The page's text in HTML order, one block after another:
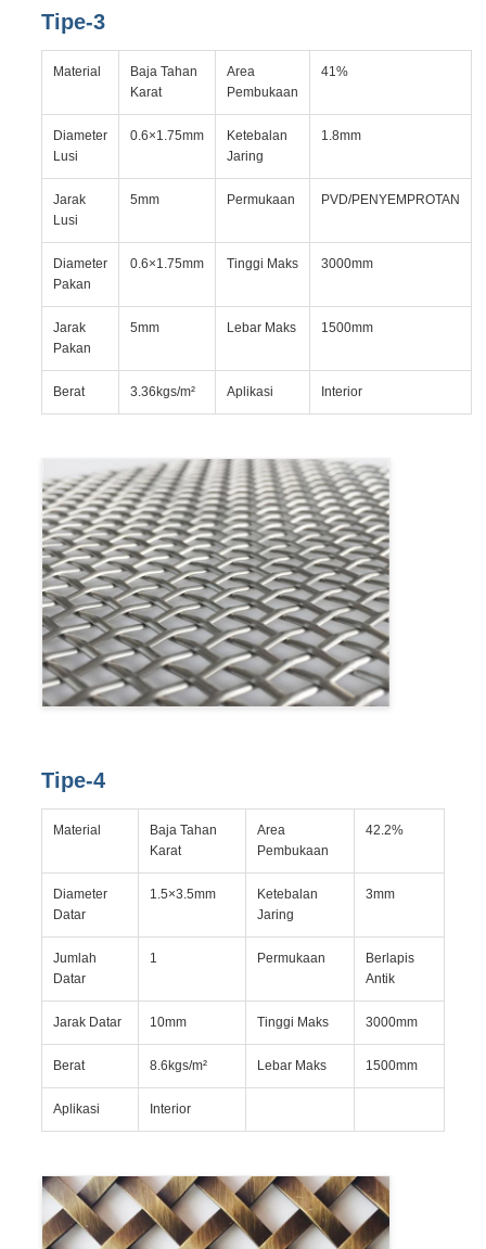
Tipe-3
Material
Baja Tahan
Karat
Area
Pembukaan
41%
Diameter
Lusi
0.6×1.75mm
Ketebalan
Jaring
1.8mm
Jarak
Lusi
5mm Permukaan PVD/PENYEMPROTAN
Diameter
Pakan
0.6×1.75mm Tinggi Maks 3000mm
Jarak
Pakan
5mm Lebar Maks 1500mm
Berat 3.36kgs/m² Aplikasi Interior
Tipe-4
Material
Baja Tahan
Karat
Area
Pembukaan
42.2%
Diameter
Datar
1.5×3.5mm
Ketebalan
Jaring
3mm
Jumlah
Datar
1 Permukaan
Berlapis
Antik
Jarak Datar 10mm Tinggi Maks 3000mm
Berat 8.6kgs/m² Lebar Maks 1500mm
Aplikasi Interior